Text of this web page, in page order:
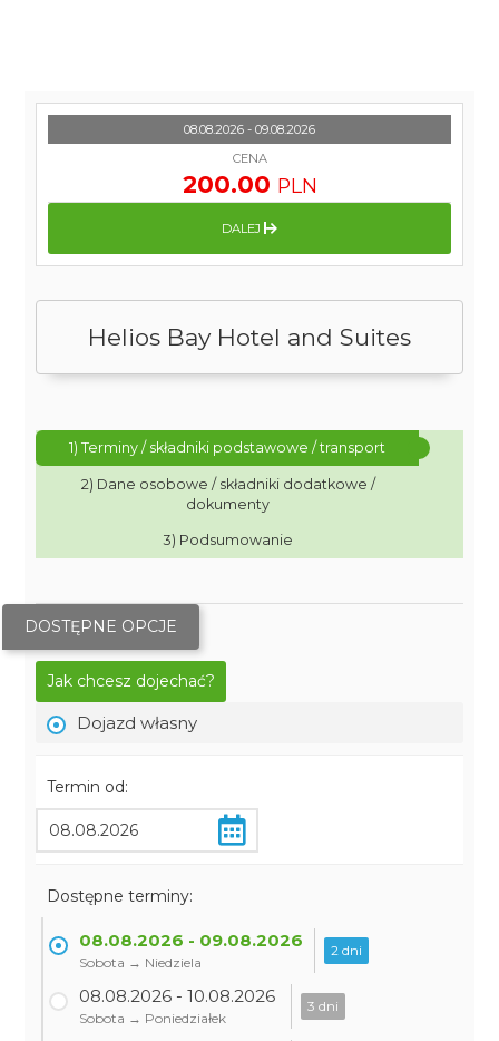
Helios Bay Hotel and Suites
1) Terminy / składniki podstawowe / transport
2) Dane osobowe / składniki dodatkowe /
dokumenty
3) Podsumowanie
DOSTĘPNE OPCJE
Jak chcesz dojechać?
Dojazd własny
Termin od:
Dostępne terminy:
08.08.2026 - 09.08.2026
Sobota → Niedziela
2 dni
08.08.2026 - 10.08.2026
Sobota → Poniedziałek
3 dni
08.08.2026 - 09.08.2026
CENA
200.00 PLN
DALEJ